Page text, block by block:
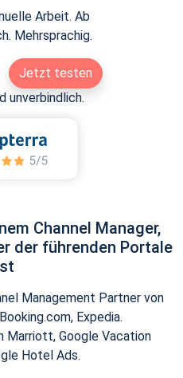
Arbeit. Ab
Mehrsprachig.
Jetzt testen
unverbindlich.
Channel Manager,
der führenden Portale
Management Partner von
Expedia.
Marriott, Google Vacation
Hotel Ads.